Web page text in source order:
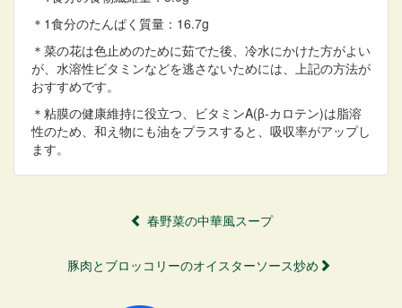
＊1食分のたんぱく質量：16.7g
＊菜の花は色止めのために茹でた後、冷水にかけた方がよい
が、水溶性ビタミンなどを逃さないためには、上記の方法が
おすすめです。
＊粘膜の健康維持に役立つ、ビタミンA(β-カロテン)は脂溶
性のため、和え物にも油をプラスすると、吸収率がアップし
ます。
春野菜の中華風スープ
豚肉とブロッコリーのオイスターソース炒め